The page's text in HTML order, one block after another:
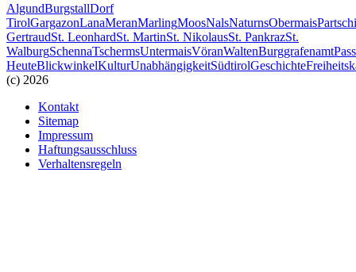
AlgundBurgstallDorf
TirolGargazonLanaMeranMarlingMoosNalsNaturnsObermais
GertraudSt. LeonhardSt. MartinSt. NikolausSt. PankrazSt.
WalburgSchennaTschermsUntermaisVöranWaltenBurggrafenamt
HeuteBlickwinkelKulturUnabhängigkeitSüdtirolGeschichte
(c) 2026
Kontakt
Sitemap
Impressum
Haftungsausschluss
Verhaltensregeln